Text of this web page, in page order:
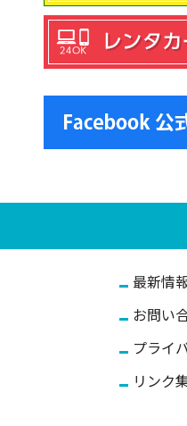
最新情
お問い
プライ
リンク